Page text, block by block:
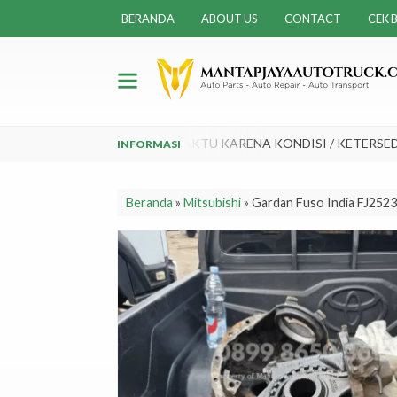
BERANDA ABOUT US CONTACT CEK
BERUBAH SEWAKTU - WAKTU KARENA KONDISI /
Beranda » Mitsubishi» Gardan Fuso India